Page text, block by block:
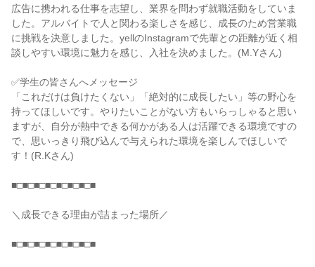
広告に携われる仕事を志望し、業界を問わず就職活動をしていま
した。アルバイトで人と関わる楽しさを感じ、成長のため営業職
に挑戦を決意しました。yellのInstagramで先輩との距離が近く相
談しやすい環境に魅力を感じ、入社を決めました。(M.Yさん)
✅学生の皆さんへメッセージ
「これだけは負けたくない」「絶対的に成長したい」等の野心を
持ってほしいです。やりたいことがない方もいらっしゃると思い
ますが、自分が熱中できる何かがある人は活躍できる環境ですの
で、思いっきり飛び込んで与えられた環境を楽しんでほしいで
す！(R.Kさん)
■□■□■□■□■□■□■□■
＼成長できる理由が詰まった場所／
■□■□■□■□■□■□■□■